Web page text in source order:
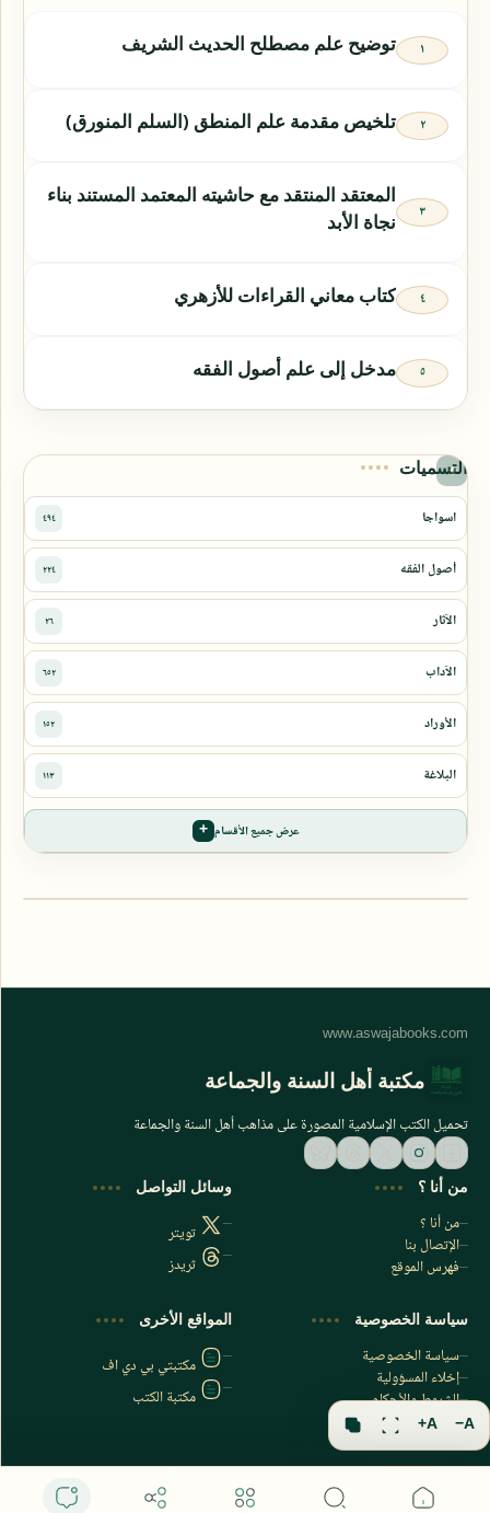
توضيح علم مصطلح الحديث الشريف
تلخيص مقدمة علم المنطق (السلم المنورق)
المعتقد المنتقد مع حاشيته المعتمد المستند بناء
نجاة الأبد
كتاب معاني القراءات للأزهري
مدخل إلى علم أصول الفقه
التسميات
عرض جميع الأقسام
اشترك الآن
اشترك في قناتنا على تليجرام
مكتبة أهل السنة والجماعة
تحميل الكتب الإسلامية المصورة على مذاهب أهل السنة والجماعة
من أنا ؟
من أنا ؟
الإتصال بنا
فهرس الموقع
وسائل التواصل
تويتر
ثريدز
سياسة الخصوصية
سياسة الخصوصية
إخلاء المسؤولية
الشروط والأحكام
فهرس الموقع
المواقع الأخرى
مكتبتي بي دي اف
مكتبة الكتب
A−
A+